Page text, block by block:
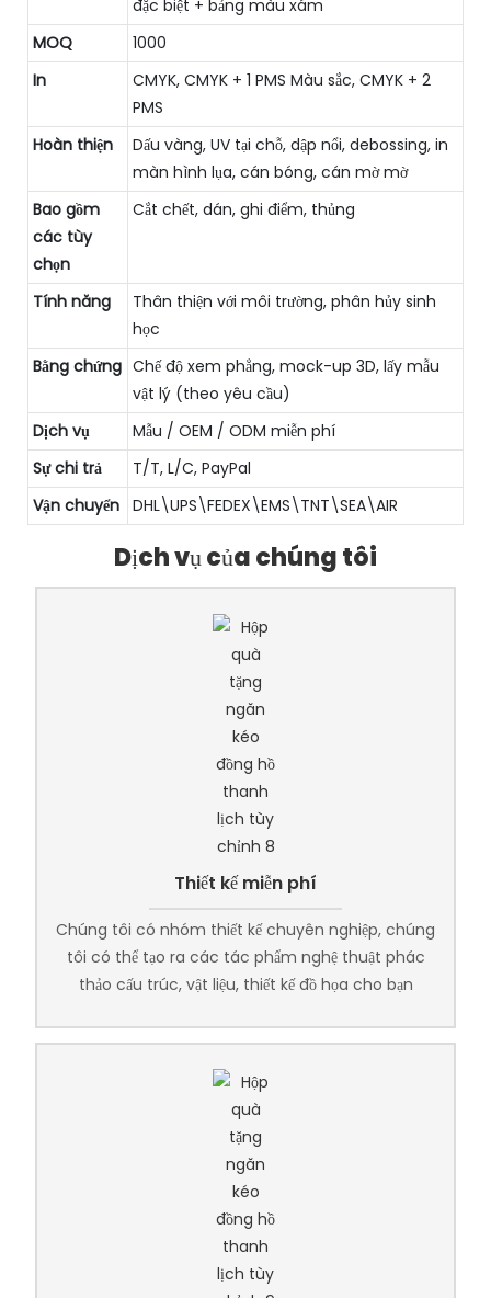
đặc biệt + bảng màu xám
MOQ
1000
In
CMYK, CMYK + 1 PMS Màu sắc, CMYK + 2
PMS
Hoàn thiện
Dấu vàng, UV tại chỗ, dập nổi, debossing, in
màn hình lụa, cán bóng, cán mờ mờ
Bao gồm
các tùy
chọn
Cắt chết, dán, ghi điểm, thủng
Tính năng
Thân thiện với môi trường, phân hủy sinh
học
Bằng chứng Chế độ xem phẳng, mock-up 3D, lấy mẫu
vật lý (theo yêu cầu)
Dịch vụ
Mẫu / OEM / ODM miễn phí
Sự chi trả
T/T, L/C, PayPal
Vận chuyển DHL\UPS\FEDEX\EMS\TNT\SEA\AIR
Dịch vụ của chúng tôi
Thiết kế miễn phí
Chúng tôi có nhóm thiết kế chuyên nghiệp, chúng
tôi có thể tạo ra các tác phẩm nghệ thuật phác
thảo cấu trúc, vật liệu, thiết kế đồ họa cho bạn